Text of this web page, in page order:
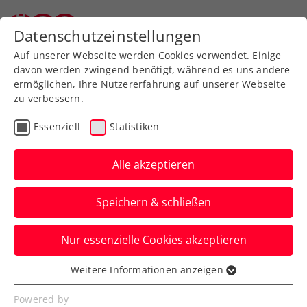
Zurück zur Newsübersicht
WTA
Tagger: „Ich kann es
kaum erwarten, in Linz
zu spielen“
Österreichs Youngster blickt voller
Vorfreude aufs Heimspiel beim Upper
Austria Ladies Linz.
Verfasst von: Presseaussendung / Redaktion, 07.01.2026
Datenschutzeinstellungen
Auf unserer Webseite werden Cookies verwendet. Einige
davon werden zwingend benötigt, während es uns andere
ermöglichen, Ihre Nutzererfahrung auf unserer Webseite
zu verbessern.
Essenziell Statistiken
Alle akzeptieren
Speichern & schließen
Nur essenzielle Cookies akzeptieren
Essenziell
Essenzielle Cookies werden für grundlegende
Weitere Informationen anzeigen
Powered by